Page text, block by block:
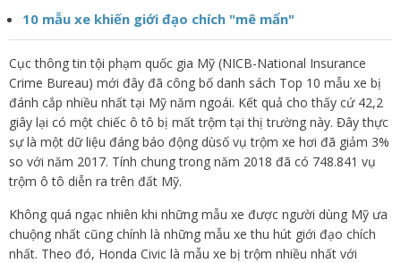
10 mẫu xe khiến giới đạo chích "mê mẩn"
Cục thông tin tội phạm quốc gia Mỹ (NICB-National Insurance
Crime Bureau) mới đây đã công bố danh sách Top 10 mẫu xe bị
đánh cắp nhiều nhất tại Mỹ năm ngoái. Kết quả cho thấy cứ 42,2
giây lại có một chiếc ô tô bị mất trộm tại thị trường này. Đây thực
sự là một dữ liệu đáng báo động dùsố vụ trộm xe hơi đã giảm 3%
so với năm 2017. Tính chung trong năm 2018 đã có 748.841 vụ
trộm ô tô diễn ra trên đất Mỹ.
Không quá ngạc nhiên khi những mẫu xe được người dùng Mỹ ưa
chuộng nhất cũng chính là những mẫu xe thu hút giới đạo chích
nhất. Theo đó, Honda Civic là mẫu xe bị trộm nhiều nhất với